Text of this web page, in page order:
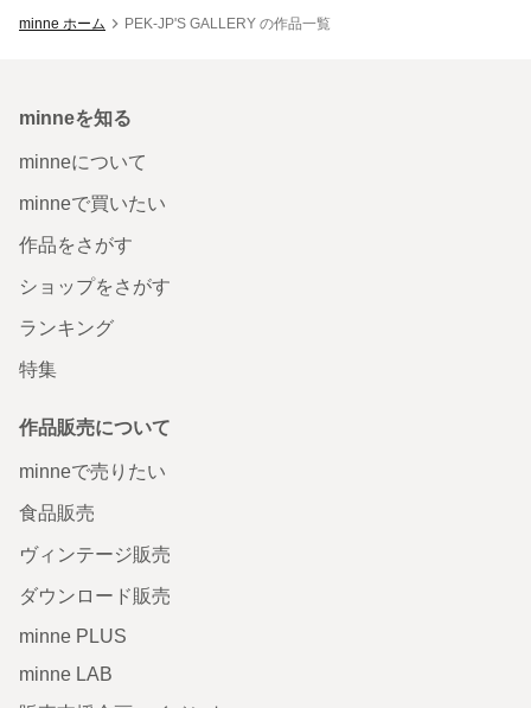
minne ホーム PEK-JP'S GALLERY の作品一覧
minneを知る
minneについて
minneで買いたい
作品をさがす
ショップをさがす
ランキング
特集
作品販売について
minneで売りたい
食品販売
ヴィンテージ販売
ダウンロード販売
minne PLUS
minne LAB